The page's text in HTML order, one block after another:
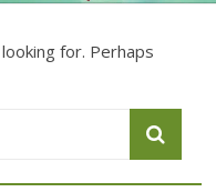
for. Perhaps